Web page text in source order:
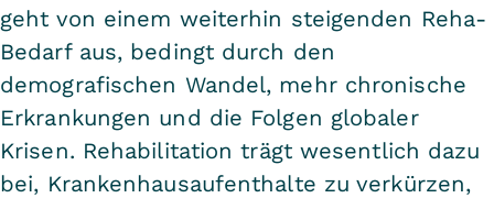
geht von einem weiterhin steigenden Reha-
Bedarf aus, bedingt durch den
demografischen Wandel, mehr chronische
Erkrankungen und die Folgen globaler
Krisen. Rehabilitation trägt wesentlich dazu
bei, Krankenhausaufenthalte zu verkürzen,